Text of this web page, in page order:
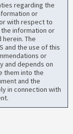
regarding the
or
with respect to
information or
The
and the use of this
or
and depends on
them into the
and the
in connection with